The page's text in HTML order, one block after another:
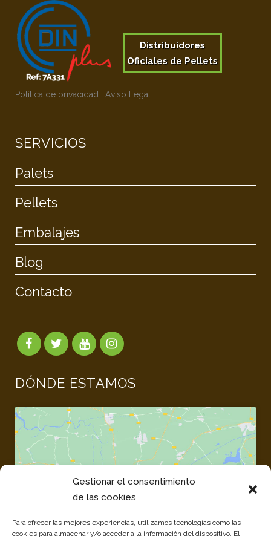
Gestionar el consentimiento
de las cookies
Para ofrecer las mejores experiencias, utilizamos tecnologías como las
cookies para almacenar y/o acceder a la información del dispositivo. El
Distribuidores
Oficiales de Pellets
Política de privacidad Aviso Legal
SERVICIOS
Palets
Pellets
Embalajes
Blog
Contacto
DÓNDE ESTAMOS
Haz clic para aceptar cookies de marketing
y permitir este contenido